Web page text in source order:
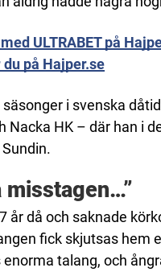
ULTRABET på
på Hajper.se
i svenska
Nacka HK – där han i
misstagen…”
år då och saknade
fick skjutsas hem
talang, och